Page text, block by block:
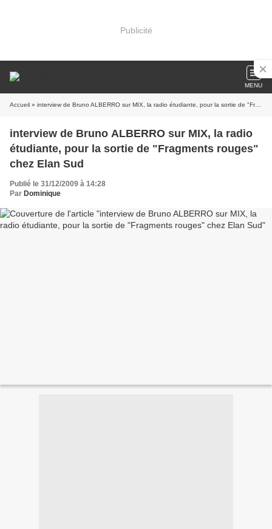
Publicité
MENU
Accueil » interview de Bruno ALBERRO sur MIX, la radio étudiante, pour la sortie de "Fragments rouges" chez Elan Sud
interview de Bruno ALBERRO sur MIX, la radio
étudiante, pour la sortie de "Fragments rouges"
chez Elan Sud
Publié le 31/12/2009 à 14:28
Par Dominique